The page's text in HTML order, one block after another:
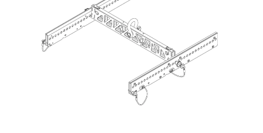
Tempat Membeli & Terhubung